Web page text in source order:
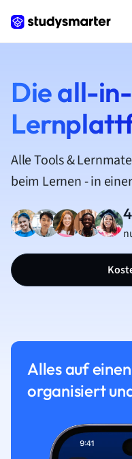
Die all-
Alle Tools &
beim Lernen - in
Alles auf
organisiert